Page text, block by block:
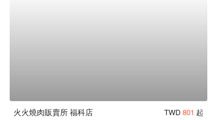
火火燒肉販賣所 福科店 TWD 801 起